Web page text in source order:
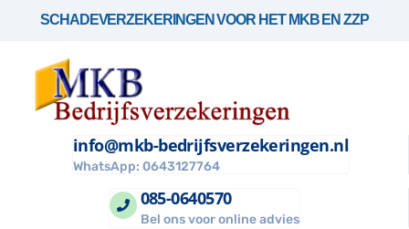
SCHADEVERZEKERINGEN VOOR HET MKB EN ZZP
info@mkb-bedrijfsverzekeringen.nl
WhatsApp: 0643127764
085-0640570
Bel ons voor online advies